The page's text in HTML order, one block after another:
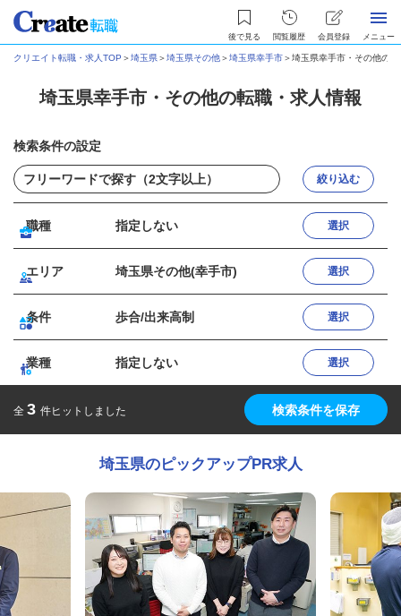
後で見る 閲覧履歴 会員登録 メニュー
クリエイト転職・求人TOP ＞埼玉県＞埼玉県その他＞埼玉県幸手市＞埼玉県幸手市・その他の
埼玉県幸手市・その他の転職・求人情報
検索条件の設定
絞り込む
職種 指定しない 選択
エリア 埼玉県その他(幸手市) 選択
条件 歩合/出来高制 選択
業種 指定しない 選択
全 3 件ヒットしました 検索条件を保存
埼玉県のピックアップPR求人